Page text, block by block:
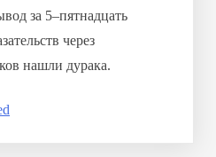
за 5–пятнадцать
через
нашли дурака.